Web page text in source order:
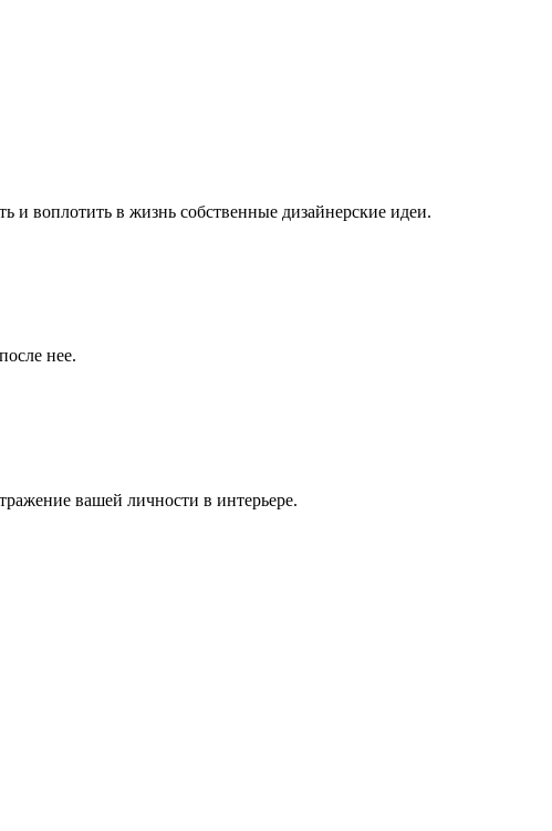
и воплотить в жизнь собственные дизайнерские идеи.
нее.
вашей личности в интерьере.